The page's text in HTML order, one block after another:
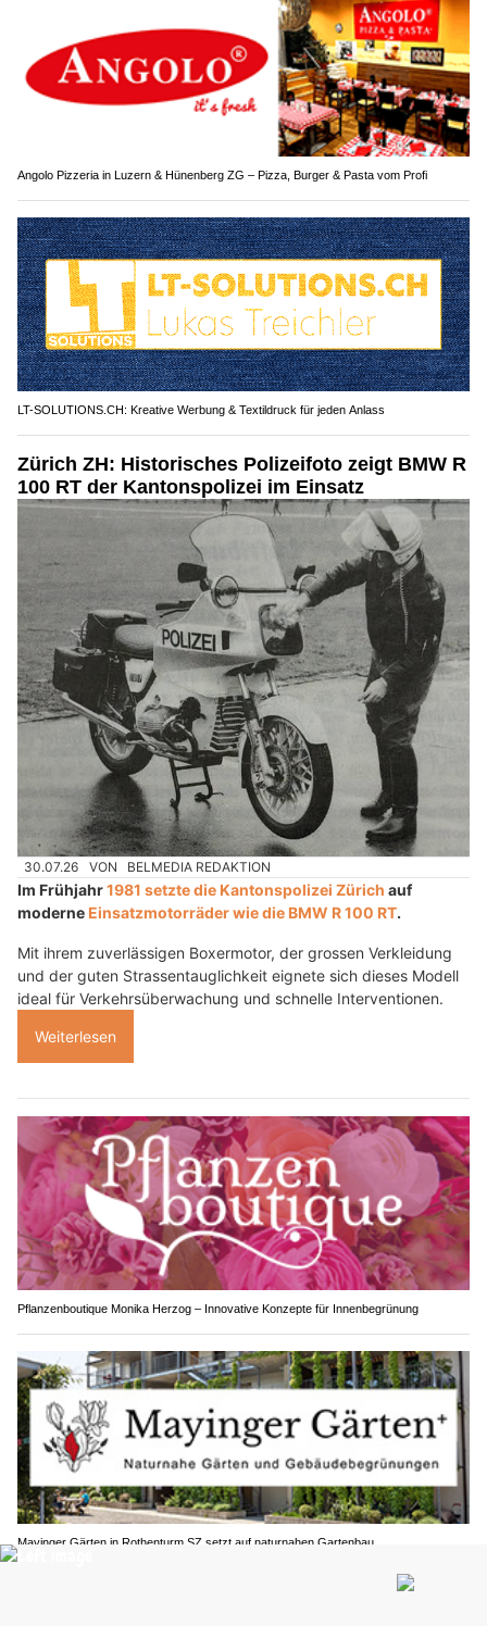
Angolo Pizzeria in Luzern & Hünenberg ZG – Pizza, Burger & Pasta vom Profi
LT-SOLUTIONS.CH: Kreative Werbung & Textildruck für jeden Anlass
Zürich ZH: Historisches Polizeifoto zeigt BMW R
100 RT der Kantonspolizei im Einsatz
30.07.26 VON BELMEDIA REDAKTION
Im Frühjahr1981 setzte die Kantonspolizei Zürich auf
moderne Einsatzmotorräder wie die BMW R 100 RT.
Mit ihrem zuverlässigen Boxermotor, der grossen Verkleidung
und der guten Strassentauglichkeit eignete sich dieses Modell
ideal für Verkehrsüberwachung und schnelle Interventionen.
Weiterlesen
Pflanzenboutique Monika Herzog – Innovative Konzepte für Innenbegrünung
Mayinger Gärten in Rothenturm SZ setzt auf naturnahen Gartenbau